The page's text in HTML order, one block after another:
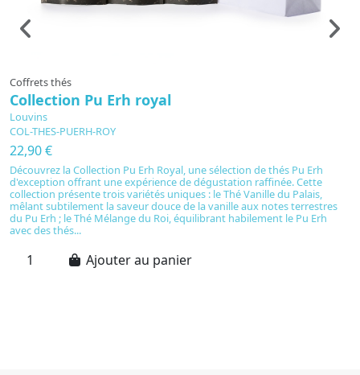
Coffrets thés
Collection Pu Erh royal
Louvins
COL-THES-PUERH-ROY
22,90 €
Découvrez la Collection Pu Erh Royal, une sélection de thés Pu Erh
d'exception offrant une expérience de dégustation raffinée. Cette
collection présente trois variétés uniques : le Thé Vanille du Palais,
mêlant subtilement la saveur douce de la vanille aux notes terrestres
du Pu Erh ; le Thé Mélange du Roi, équilibrant habilement le Pu Erh
avec des thés...
Ajouter au panier